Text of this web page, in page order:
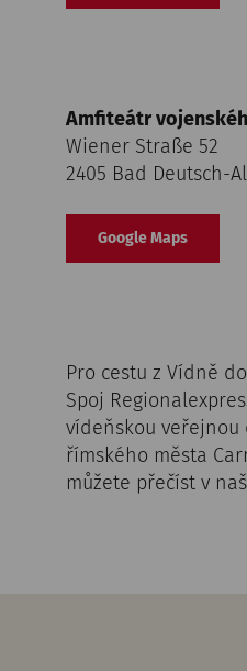
Amfiteátr
Wiener Straße 52
2405 Bad Deutsch-
Google Maps
Pro cestu z Vídně
Spoj
vídeňskou veřejnou
římského města
můžete přečíst v